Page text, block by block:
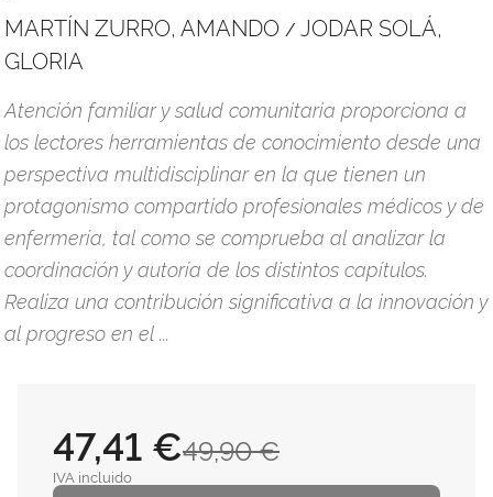
MARTÍN ZURRO, AMANDO / JODAR SOLÁ,
GLORIA
Atención familiar y salud comunitaria proporciona a
los lectores herramientas de conocimiento desde una
perspectiva multidisciplinar en la que tienen un
protagonismo compartido profesionales médicos y de
enfermería, tal como se comprueba al analizar la
coordinación y autoría de los distintos capítulos.
Realiza una contribución significativa a la innovación y
al progreso en el ...
49,90 €
47,41 €
IVA incluido